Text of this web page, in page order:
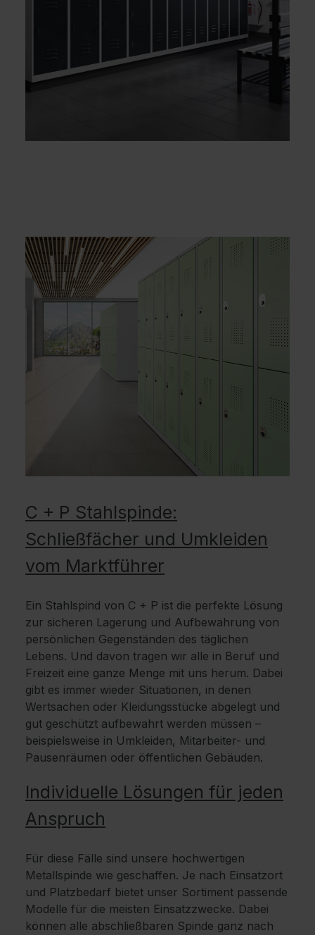
C + P Stahlspinde:
Schließfächer und Umkleiden
vom Marktführer
Ein Stahlspind von C + P ist die perfekte Lösung
zur sicheren Lagerung und Aufbewahrung von
persönlichen Gegenständen des täglichen
Lebens. Und davon tragen wir alle in Beruf und
Freizeit eine ganze Menge mit uns herum. Dabei
gibt es immer wieder Situationen, in denen
Wertsachen oder Kleidungsstücke abgelegt und
gut geschützt aufbewahrt werden müssen –
beispielsweise in Umkleiden, Mitarbeiter- und
Pausenräumen oder öffentlichen Gebäuden.
Individuelle Lösungen für jeden
Anspruch
Für diese Fälle sind unsere hochwertigen
Metallspinde wie geschaffen. Je nach Einsatzort
und Platzbedarf bietet unser Sortiment passende
Modelle für die meisten Einsatzzwecke. Dabei
können alle abschließbaren Spinde ganz nach